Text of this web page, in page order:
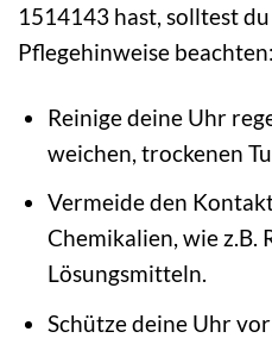
1514143 hast, solltest
Pflegehinweise beachten:
Reinige deine Uhr
weichen, trockenen
Vermeide den
Chemikalien, wie z.B.
Lösungsmitteln.
Schütze deine Uhr